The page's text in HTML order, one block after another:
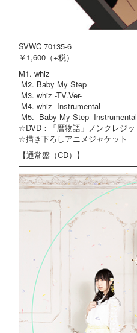
SVWC 70135-6
￥1,600（+税）
M1. whiz
M2. Baby My Step
M3. whiz -TV.Ver-
M4. whiz -Instrumental-
M5. Baby My Step -
☆DVD：「暦物語」ノンクレジ
☆描き下ろしアニメジャケット
【通常盤（CD）】